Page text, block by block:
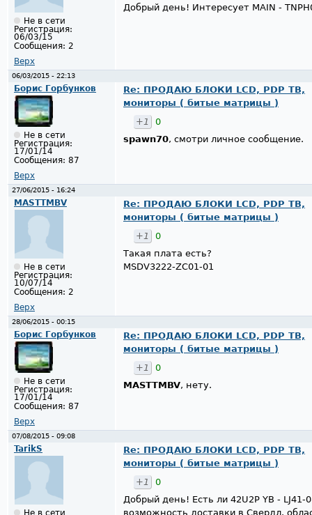
Не в сети
Регистрация:
06/03/15
Сообщения: 2
Верх
Добрый день! Интересует MAIN -
06/03/2015 - 22:13
Борис Горбунков
Не в сети
Регистрация:
17/01/14
Сообщения: 87
Верх
Re: ПРОДАЮ БЛОКИ LCD, PDP ТВ,
мониторы ( битые матрицы )
+1
0
spawn70, смотри личное сообщение.
27/06/2015 - 16:24
MASTTMBV
Не в сети
Регистрация:
10/07/14
Сообщения: 2
Верх
Re: ПРОДАЮ БЛОКИ LCD, PDP ТВ,
мониторы ( битые матрицы )
+1
0
Такая плата есть?
MSDV3222-ZC01-01
28/06/2015 - 00:15
Борис Горбунков
Не в сети
Регистрация:
17/01/14
Сообщения: 87
Верх
Re: ПРОДАЮ БЛОКИ LCD, PDP ТВ,
мониторы ( битые матрицы )
+1
0
MASTTMBV, нету.
07/08/2015 - 09:08
TarikS
Не в сети
Re: ПРОДАЮ БЛОКИ LCD, PDP ТВ,
мониторы ( битые матрицы )
+1
0
Добрый день! Есть ли 42U2P YB -
возможность доставки в Свердл.